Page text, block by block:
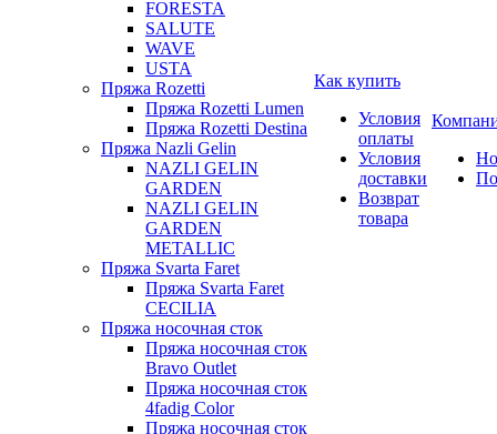
FORESTA
SALUTE
WAVE
USTA
Пряжа Rozetti
Пряжа Rozetti Lumen
Пряжа Rozetti Destina
Пряжа Nazli Gelin
NAZLI GELIN
GARDEN
NAZLI GELIN
GARDEN
METALLIC
Пряжа Svarta Faret
Пряжа Svarta Faret
CECILIA
Пряжа носочная сток
Пряжа носочная сток
Bravo Outlet
Пряжа носочная сток
4fadig Color
Пряжа носочная сток
Как купить
Условия
оплаты
Условия
доставки
Возврат
товара